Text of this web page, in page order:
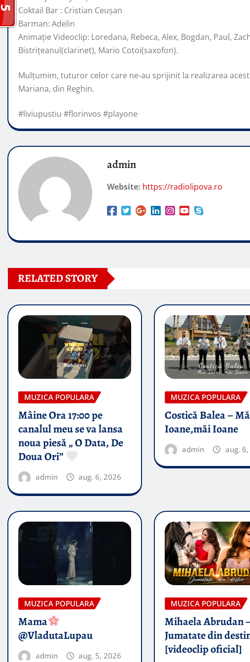
Coktail Bar : Cristian Ceușan
Barman: Adelin
Animație Videoclip: Loredana, Rebeca, Alex, Bogdan, Paul,
Bistrițeanul(clarinet), Mario Cotoi(saxofon).
Mulțumim, tuturor celor care ne-au sprijinit la realizarea
Mariana, din Reghin.
#liviupustiu #florinvos #playone
admin
Website: https://radiolipova.ro
RELATED STORY
MUZICA POPULARA
Mâine Ora 17:00 pe
canalul meu se va lansa
noua piesă „ O Data, De
Doua Ori”
admin aug. 6, 2026
MUZICA POPULARA
Costică Balea –
Ioane,măi Ioane
admin aug.
MUZICA POPULARA
Mama
@VladutaLupau
admin aug. 5, 2026
MUZICA POPULARA
Mihaela Abrudan
Jumatate din
[videoclip oficial]